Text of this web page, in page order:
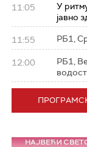
11:05
У
јавно
11:55 РБ1,
12:00
РБ1,